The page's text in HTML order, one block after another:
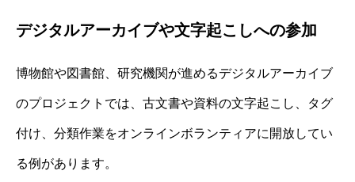
デジタルアーカイブや文字起こしへの参加
博物館や図書館、研究機関が進めるデジタルアーカイブ
のプロジェクトでは、古文書や資料の文字起こし、タグ
付け、分類作業をオンラインボランティアに開放してい
る例があります。